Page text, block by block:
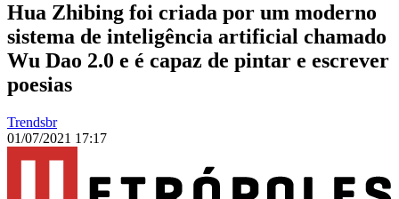
Hua Zhibing foi criada por um moderno
sistema de inteligência artificial chamado
Wu Dao 2.0 e é capaz de pintar e escrever
poesias
Trendsbr
01/07/2021 17:17